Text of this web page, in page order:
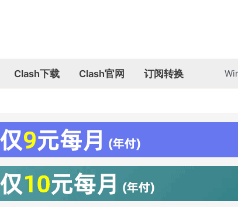
Clash下载 Clash官网 订阅转换